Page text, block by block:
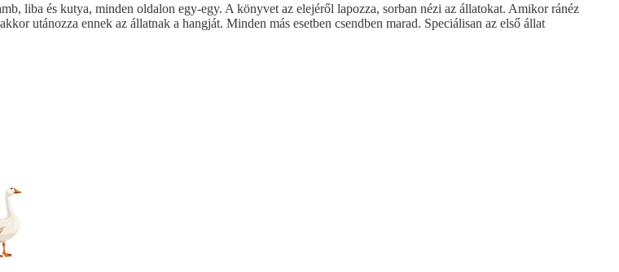
liba és kutya, minden oldalon egy-egy. A könyvet az elejéről lapozza, sorban nézi az állatokat. Amikor ránéz
utánozza ennek az állatnak a hangját. Minden más esetben csendben marad. Speciálisan az első állat